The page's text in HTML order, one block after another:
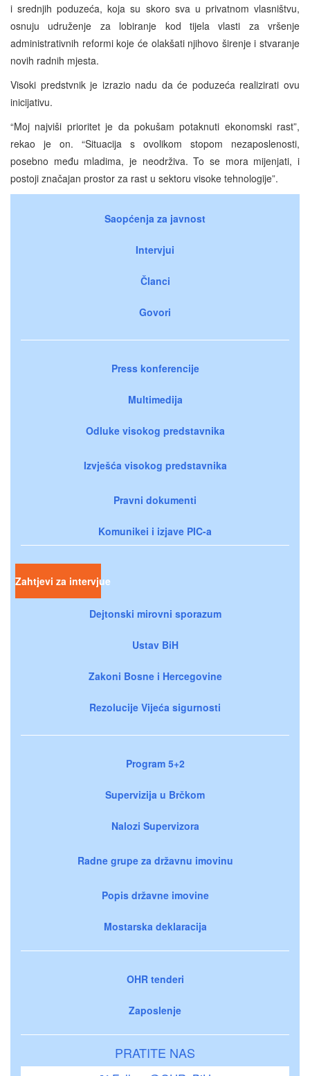
i srednjih poduzeća, koja su skoro sva u privatnom vlasništvu,
osnuju udruženje za lobiranje kod tijela vlasti za vršenje
administrativnih reformi koje će olakšati njihovo širenje i stvaranje
novih radnih mjesta.
Visoki predstvnik je izrazio nadu da će poduzeća realizirati ovu
inicijativu.
“Moj najviši prioritet je da pokušam potaknuti ekonomski rast”,
rekao je on. “Situacija s ovolikom stopom nezaposlenosti,
posebno među mladima, je neodrživa. To se mora mijenjati, i
postoji značajan prostor za rast u sektoru visoke tehnologije”.
Saopćenja za javnost
Intervjui
Članci
Govori
Press konferencije
Multimedija
Odluke visokog predstavnika
Izvješća visokog predstavnika
Pravni dokumenti
Komunikei i izjave PIC-a
Zahtjevi za intervjue
Dejtonski mirovni sporazum
Ustav BiH
Zakoni Bosne i Hercegovine
Rezolucije Vijeća sigurnosti
Program 5+2
Supervizija u Brčkom
Nalozi Supervizora
Radne grupe za državnu imovinu
Popis državne imovine
Mostarska deklaracija
OHR tenderi
Zaposlenje
PRATITE NAS